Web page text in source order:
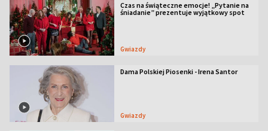
Czas na świąteczne emocje! „Pytanie na
śniadanie” prezentuje wyjątkowy spot
Gwiazdy
Dama Polskiej Piosenki - Irena Santor
Gwiazdy